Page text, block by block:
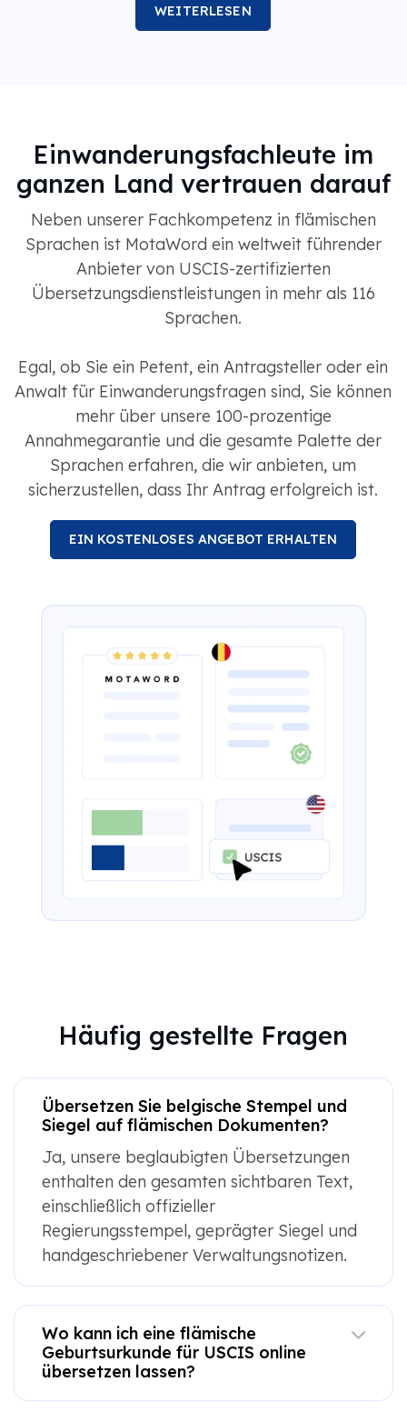
WEITERLESEN
Einwanderungsfachleute im
ganzen Land vertrauen darauf
Neben unserer Fachkompetenz in flämischen
Sprachen ist MotaWord ein weltweit führender
Anbieter von USCIS-zertifizierten
Übersetzungsdienstleistungen in mehr als 116
Sprachen.
Egal, ob Sie ein Petent, ein Antragsteller oder ein
Anwalt für Einwanderungsfragen sind, Sie können
mehr über unsere 100-prozentige
Annahmegarantie und die gesamte Palette der
Sprachen erfahren, die wir anbieten, um
sicherzustellen, dass Ihr Antrag erfolgreich ist.
EIN KOSTENLOSES ANGEBOT ERHALTEN
Häufig gestellte Fragen
Übersetzen Sie belgische Stempel und
Siegel auf flämischen Dokumenten?
Ja, unsere beglaubigten Übersetzungen
enthalten den gesamten sichtbaren Text,
einschließlich offizieller
Regierungsstempel, geprägter Siegel und
handgeschriebener Verwaltungsnotizen.
Wo kann ich eine flämische
Geburtsurkunde für USCIS online
übersetzen lassen?